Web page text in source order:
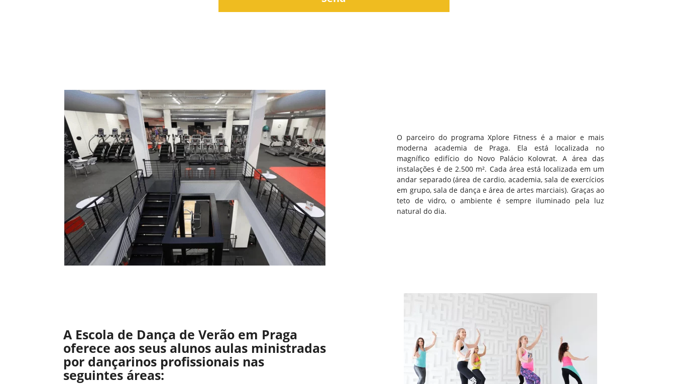
O parceiro do programa Xplore Fitness é a maior e mais
moderna academia de Praga. Ela está localizada no
magnífico edifício do Novo Palácio Kolovrat. A área das
instalações é de 2.500 m². Cada área está localizada em um
andar separado (área de cardio, academia, sala de exercícios
em grupo, sala de dança e área de artes marciais). Graças ao
teto de vidro, o ambiente é sempre iluminado pela luz
natural do dia.
A Escola de Dança de Verão em Praga
oferece aos seus alunos aulas ministradas
por dançarinos profissionais nas
seguintes áreas: